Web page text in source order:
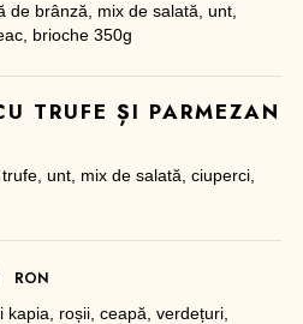
brânză, mix de salată, unt,
brioche 350g
TRUFE ȘI PARMEZAN
unt, mix de salată, ciuperci,
RON
roșii, ceapă, verdețuri,